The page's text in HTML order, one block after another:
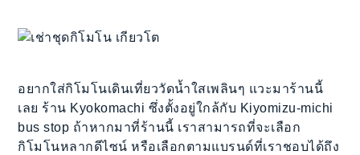
อยากใส่กิโมโนเดินเที่ยววัดน้ำใสเพลินๆ แวะมาร้านนี้
เลย ร้าน Kyokomachi ซึ่งตั้งอยู่ใกล้กับ Kiyomizu-michi
bus stop ถ้าหากมาที่ร้านนี้ เราสามารถที่จะเลือก
กิโมโนหลากดีไซน์ หรือเลือกตามแบรนด์ที่เราชอบได้ถึง